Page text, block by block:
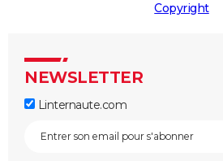
Copyright
NEWSLETTER
Linternaute.com